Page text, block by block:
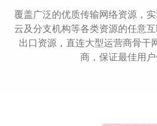
覆盖广泛的优质传输网络资源，
云及分支机构等各类资源的任意
出口资源，直连大型运营商骨干
商，保证最佳用户